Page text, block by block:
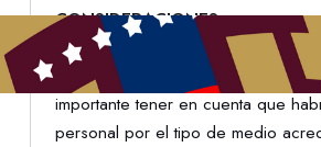
CONSIDERACIONES:
- Los medios acreditados por este
importante tener en cuenta que
personal por el tipo de medio